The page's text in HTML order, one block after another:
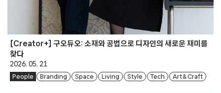
[Creator+] 구오듀오: 소재와 공법으로 디자인의 새로운 재미를
찾다
2026. 05. 21
People Branding Space Living Style Tech Art & Craft